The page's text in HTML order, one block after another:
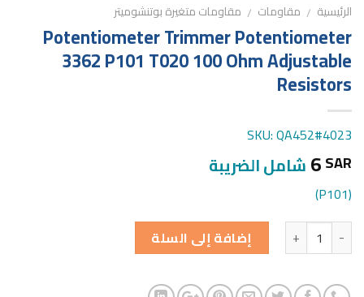
الرئيسية / مقاومات / مقاومات متغيرة بوتنشوميتر
Potentiometer Trimmer Potentiometer
3362 P101 T020 100 Ohm Adjustable
Resistors
SKU: QA452#4023
6SAR شامل الضريبة
(P101)
الكمية إضافة إلى السلة